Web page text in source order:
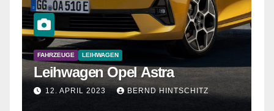
FAHRZEUGE LEIHWAGEN
Leihwagen Opel Astra
12. APRIL 2023 BERND HINTSCHITZ